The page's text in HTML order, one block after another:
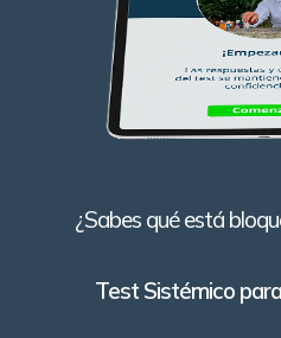
¿Sabes qué está
Test Sistémico